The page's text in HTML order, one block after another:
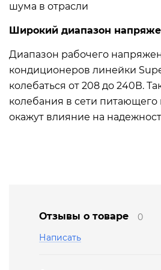
шума в отрасли
Широкий диапазон
Диапазон рабочего
кондиционеров линейки
колебаться от 208 до 240В.
колебания в сети
окажут влияние на
Отзывы о товаре
0
Написать